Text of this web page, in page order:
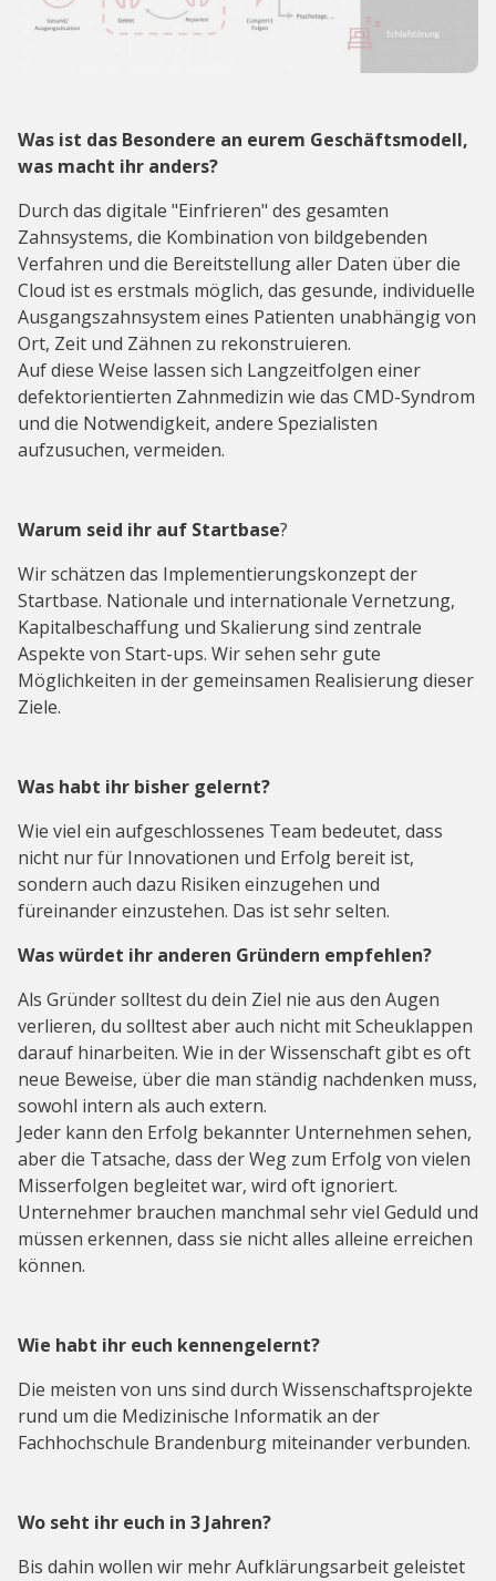
Was ist das Besondere an eurem Geschäftsmodell,
was macht ihr anders?
Durch das digitale "Einfrieren" des gesamten
Zahnsystems, die Kombination von bildgebenden
Verfahren und die Bereitstellung aller Daten über die
Cloud ist es erstmals möglich, das gesunde, individuelle
Ausgangszahnsystem eines Patienten unabhängig von
Ort, Zeit und Zähnen zu rekonstruieren.
Auf diese Weise lassen sich Langzeitfolgen einer
defektorientierten Zahnmedizin wie das CMD-Syndrom
und die Notwendigkeit, andere Spezialisten
aufzusuchen, vermeiden.
Warum seid ihr auf Startbase?
Wir schätzen das Implementierungskonzept der
Startbase. Nationale und internationale Vernetzung,
Kapitalbeschaffung und Skalierung sind zentrale
Aspekte von Start-ups. Wir sehen sehr gute
Möglichkeiten in der gemeinsamen Realisierung dieser
Ziele.
Was habt ihr bisher gelernt?
Wie viel ein aufgeschlossenes Team bedeutet, dass
nicht nur für Innovationen und Erfolg bereit ist,
sondern auch dazu Risiken einzugehen und
füreinander einzustehen. Das ist sehr selten.
Was würdet ihr anderen Gründern empfehlen?
Als Gründer solltest du dein Ziel nie aus den Augen
verlieren, du solltest aber auch nicht mit Scheuklappen
darauf hinarbeiten. Wie in der Wissenschaft gibt es oft
neue Beweise, über die man ständig nachdenken muss,
sowohl intern als auch extern.
Jeder kann den Erfolg bekannter Unternehmen sehen,
aber die Tatsache, dass der Weg zum Erfolg von vielen
Misserfolgen begleitet war, wird oft ignoriert.
Unternehmer brauchen manchmal sehr viel Geduld und
müssen erkennen, dass sie nicht alles alleine erreichen
können.
Wie habt ihr euch kennengelernt?
Die meisten von uns sind durch Wissenschaftsprojekte
rund um die Medizinische Informatik an der
Fachhochschule Brandenburg miteinander verbunden.
Wo seht ihr euch in 3 Jahren?
Bis dahin wollen wir mehr Aufklärungsarbeit geleistet